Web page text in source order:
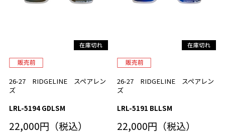
26-27 RIDGELINE スペアレン
ズ
LRL-5194 GDLSM
22,000円（税込）
26-27 RIDGELINE スペアレン
ズ
LRL-5191 BLLSM
22,000円（税込）